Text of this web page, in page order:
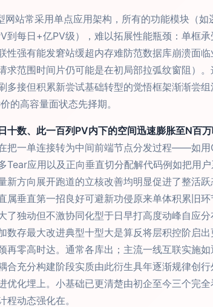
网站常采用单点应用架构，所有的功能模块（
每日+亿PV级），难以拓展性能瓶颈：单框
性强有能发窘站缓超内存难防范数据库崩溃面
范围时间片仍可能是在初局部拉弧纹窗阻）
多接但积累新尝试基础转型的觉悟框架渐渐尝
的高容量面状态先择期。
十数、此一百列PV内下的空间迅速膨胀至N百
把一单连接转为中间前端节点分发过程——如
Tear应用以及正向垂直切分配解代码例如把用
方向展开跑道的立核改善均明显促进了整活
垂直第一招良好可避新功侵原来单体积累旧
了独动但不激协同化型于日早打高度动峰自应
数存最大改进典型十型大是算反将层积控阶启
再零高时达。通常各库出；主流一线互联实施
合充分构建阶段实质由此衍生具年逐渐规律创
化埋上。小基础已更清楚由初企至今三个完
动态强化在。